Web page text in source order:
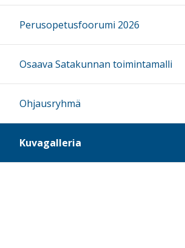
Perusopetusfoorumi 2026
Osaava Satakunnan toimintamalli
Ohjausryhmä
Kuvagalleria